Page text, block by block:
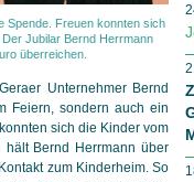
Spende. Freuen konnten sich
Jubilar Bernd Herrmann
überreichen.
Unternehmer Bernd
Feiern, sondern auch ein
sich die Kinder vom
hält Bernd Herrmann über
zum Kinderheim. So